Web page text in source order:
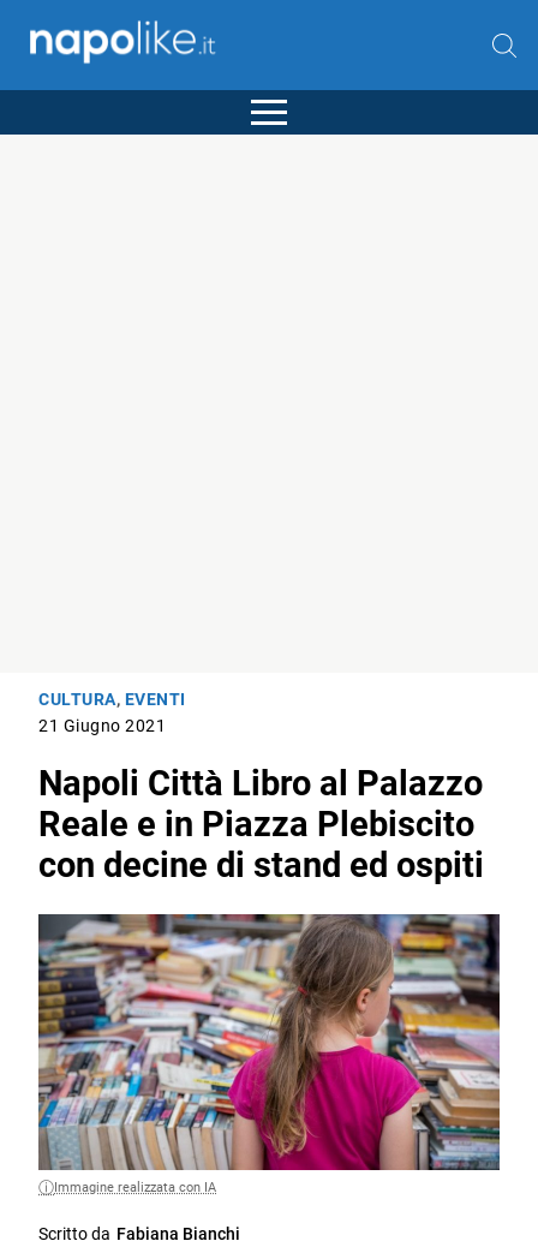
CULTURA, EVENTI
21 Giugno 2021
Napoli Città Libro al Palazzo
Reale e in Piazza Plebiscito
con decine di stand ed ospiti
Immagine realizzata con IA
Scritto da Fabiana Bianchi